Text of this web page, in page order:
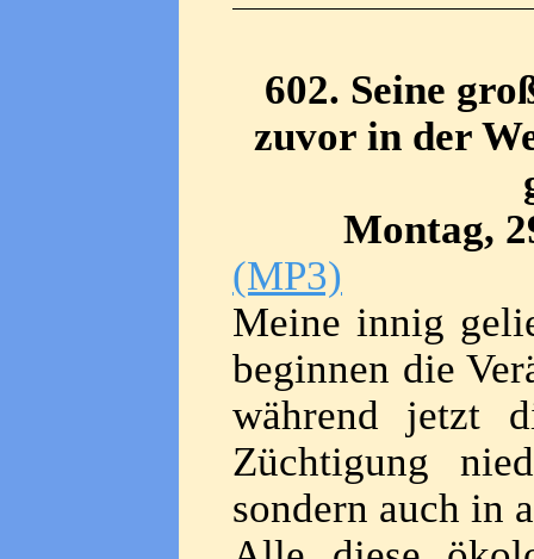
602. Seine
zuvor in der
Montag,
(MP3)
Meine innig
beginnen die
während jetzt
Züchtigung
sondern auch in